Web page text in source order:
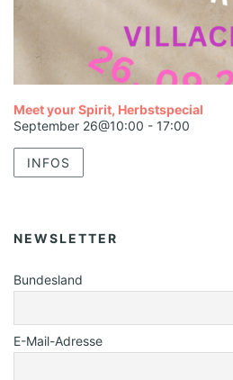
Meet your Spirit, Herbstspecial
September 26@10:00 - 17:00
INFOS
NEWSLETTER
Bundesland
E-Mail-Adresse